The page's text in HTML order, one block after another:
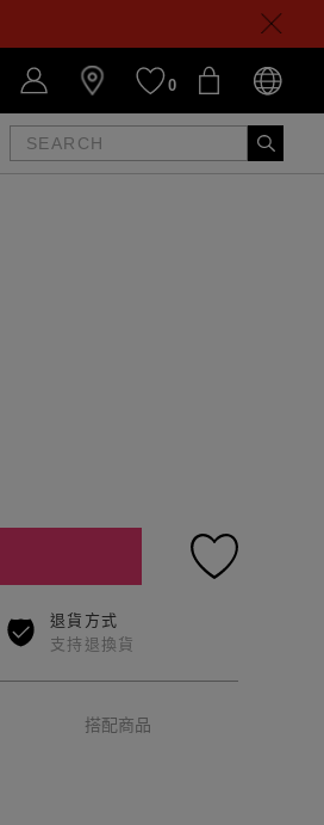
0
退貨方式
支持退換貨
搭配商品